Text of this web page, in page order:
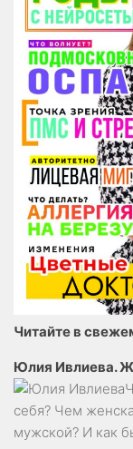
Читайте в
Юлия Ивлиева.
себя? Чем
мужской? И как